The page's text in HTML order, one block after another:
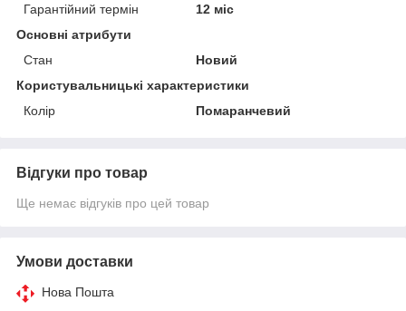
Гарантійний термін
12 міс
Основні атрибути
Стан
Новий
Користувальницькі характеристики
Колір
Помаранчевий
Відгуки про товар
Ще немає відгуків про цей товар
Умови доставки
Нова Пошта